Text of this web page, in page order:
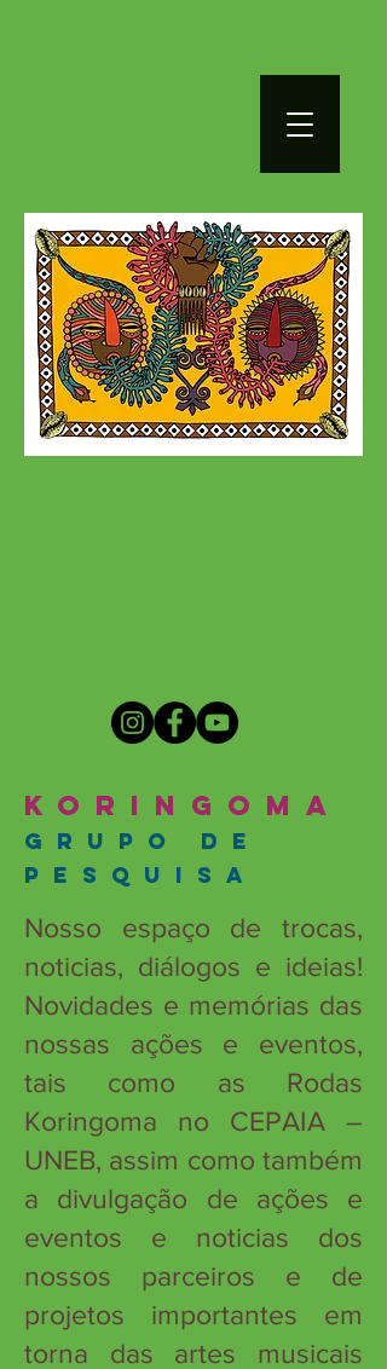
koringoma
Grupo de
pesquisa
Nosso espaço de trocas,
noticias, diálogos e ideias!
Novidades e memórias das
nossas ações e eventos,
tais como as Rodas
Koringoma no CEPAIA –
UNEB, assim como também
a divulgação de ações e
eventos e noticias dos
nossos parceiros e de
projetos importantes em
torna das artes musicais